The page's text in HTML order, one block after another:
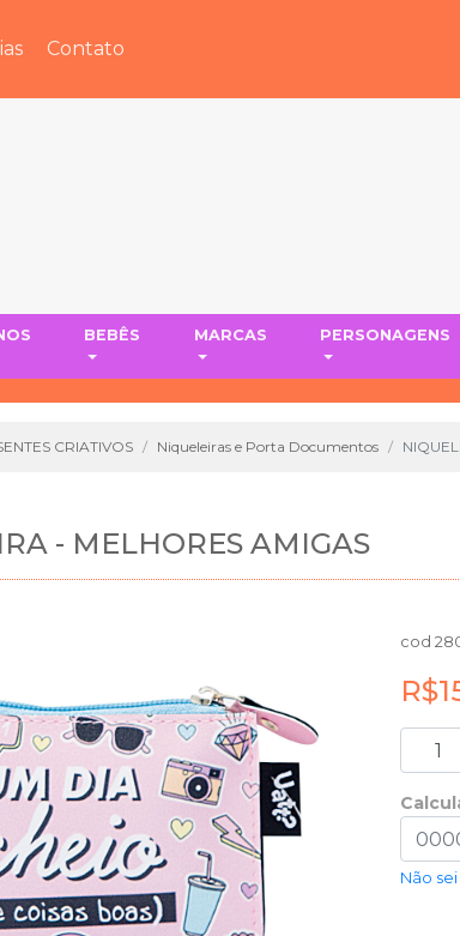
Contato
BEBÊS MARCAS PERSONAGENS
CRIATIVOS Niqueleiras e Porta Documentos
- MELHORES AMIGAS
cod
Não